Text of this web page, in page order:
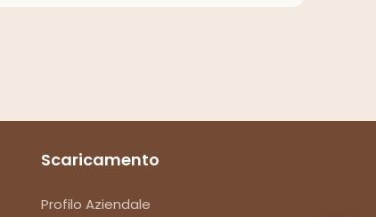
Scaricamento
Profilo Aziendale